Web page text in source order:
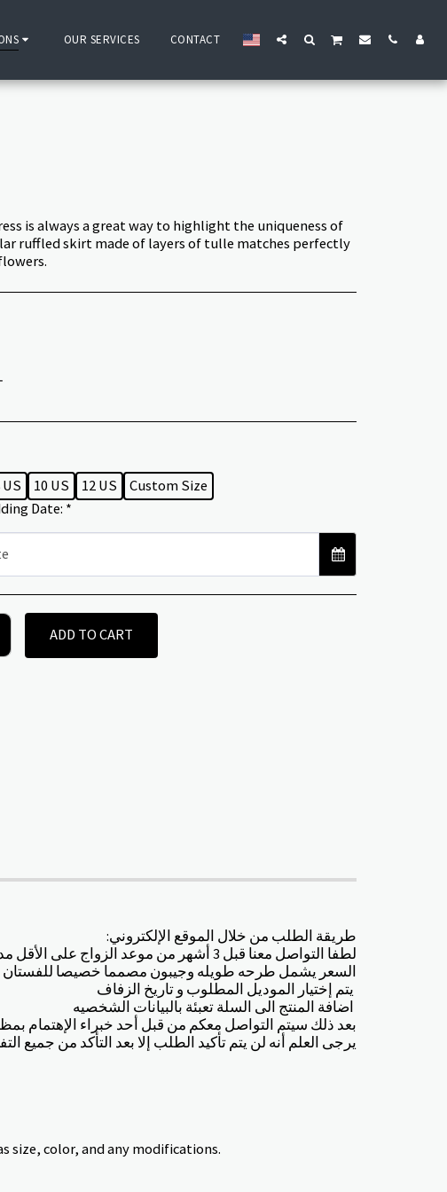
OUR SERVICES CONTACT
is always a great way to highlight the uniqueness of
ruffled skirt made of layers of tulle matches perfectly
US 10 US 12 US
Custom Size
Date: *
ADD TO CART
:طريقة الطلب من خلال الموقع الإلكتروني
لطفا التواصل معنا قبل 3 أشهر من موعد الزواج على الأقل مدة تجهيز الطلب تستغرق شهرين على الأقل
السعر يشمل طرحه طويله وجيبون مصمما خصيصا للفستان
بعد ذلك سيتم التواصل معكم من قبل أحد خبراء الإهتمام
.يرجى العلم أنه لن يتم تأكيد الطلب إلا بعد التأكد من جميع
size, color, and any modifications.